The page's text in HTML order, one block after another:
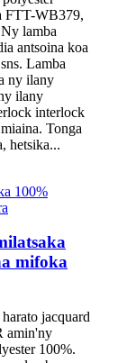
FTT-WB379,
lamba
antsoina koa
Lamba
ny ilany
ilany
interlock
Tonga
hetsika...
mifoka
jacquard
amin'ny
100%.